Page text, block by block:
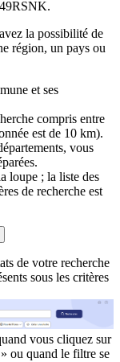
la possibilité de
région, un pays ou
et ses
compris entre
est de 10 km).
vous
loupe ; la liste des
de recherche est
de votre recherche
sous les critères
vous cliquez sur
ou quand le filtre se